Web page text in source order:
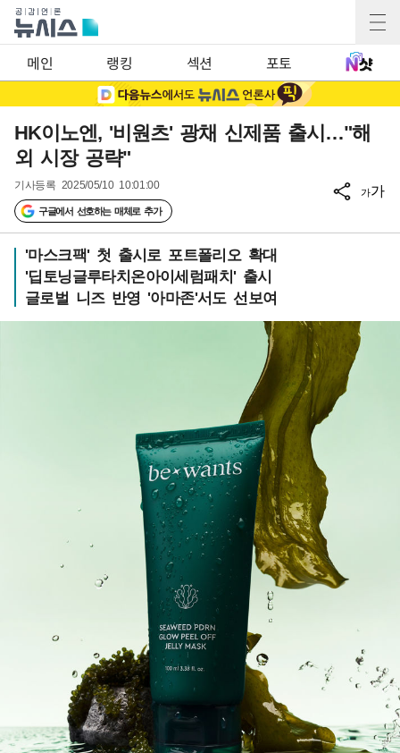
메인 랭킹 섹션 포토
HK이노엔, '비원츠' 광채 신제품 출시…"해
외 시장 공략"
기사등록 2025/05/10 10:01:00
구글에서 선호하는 매체로 추가
가가
'마스크팩' 첫 출시로 포트폴리오 확대
'딥토닝글루타치온아이세럼패치' 출시
글로벌 니즈 반영 '아마존'서도 선보여